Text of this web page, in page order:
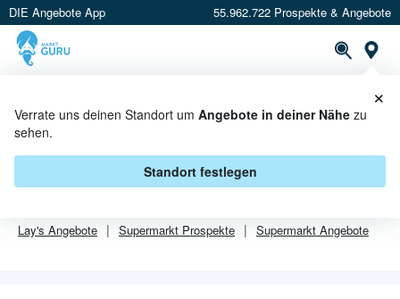
DIE Angebote App 55.962.722 Prospekte & Angebote
Verrate uns deinen Standort um Angebote in deiner Nähe zu
sehen.
Standort festlegen
×
LAY'S ANGEBOTE IN POTSDAM
VonLay'ssind in Potsdam leider alle Angebebote abgelaufen.
Lay's Angebote Supermarkt Prospekte Supermarkt Angebote